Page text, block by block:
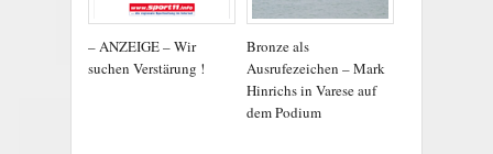
– ANZEIGE – Wir
suchen Verstärung !
Bronze als
Ausrufezeichen – Mark
Hinrichs in Varese auf
dem Podium